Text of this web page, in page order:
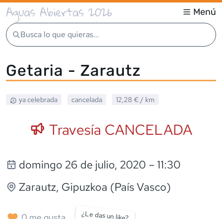
Aguas Abiertas 2026 Menú
Busca lo que quieras...
Getaria - Zarautz
ya celebrada cancelada 12,28 € / km
Travesía CANCELADA
domingo 26 de julio, 2020 – 11:30
Zarautz, Gipuzkoa (País Vasco)
¿Le das un like?